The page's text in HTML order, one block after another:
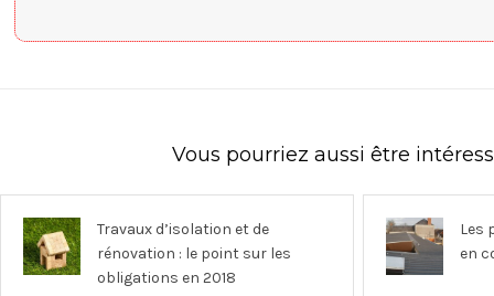
Vous pourriez aussi être
Travaux d’isolation et de
rénovation : le point sur les
obligations en 2018
Les
en